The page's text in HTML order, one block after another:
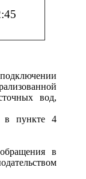
вод,
в пункте 4
в